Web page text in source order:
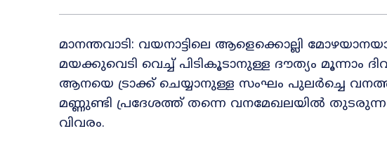
മാനന്തവാടി: വയനാട്ടിലെ ആളെക്കൊല്ലി
മയക്കുവെടി വെച്ച് പിടികൂടാനുള്ള ദൗത്യം മൂന്നാം
ആനയെ ട്രാക്ക് ചെയ്യാനുള്ള സംഘം പുലർച്ചെ
മണ്ണുണ്ടി പ്രദേശത്ത് തന്നെ വനമേഖലയിൽ
വിവരം.